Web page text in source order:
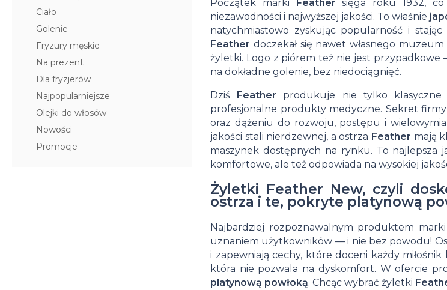
Wybór blogera Popraw wONs
Pomada
wodna
do
Pomada
woskowa
do
włosów
Pomada
kremowa
do
włosów
Szampony do
włosów
przetłuszczających
się
Szampony do
włosów blond
Szampony do
Grzebienie
do
Na porost brody
Mydło do brody
Akcesoria do brody i wąsów
Odżywki do brody
Wosk do brody
Peeling do brody
Farby do brody
Zestaw dla brodacza
Olejek
do
brody
na
lato
Olejek
Kartacz do
brody
wegański
Szczotki do
brody
Grzebień do
brody
Grzebień do
wąsów
Nożyczki do
brody
Nożyczki do
wąsów
Brzytwy do golenia
Akcesoria do golenia
po
Ałuny
po
do
Olejki
do
Krem
przed
do
na
na
do
do
Pas
Balsamy do ciała
Olejki do ciała
Dezodoranty i antyperspiranty
Kosmetyki do pielęgnacji
Krem do opalania z filtrem SPF
Ciało
Golenie
Fryzury męskie
Na prezent
Dla fryzjerów
Najpopularniejsze
Olejki do włosów
Nowości
Promocje
Początek marki Feather sięga roku 1932,
niezawodności i najwyższej jakości. To właśnie
natychmiastowo zyskując popularność i
Feather doczekał się nawet własnego
żyletki. Logo z piórem też nie jest
na dokładne golenie, bez niedociągnięć.
Dziś Feather produkuje nie tylko klasyczne
profesjonalne produkty medyczne. Sekret firmy
oraz dążeniu do rozwoju, postępu i
jakości stali nierdzewnej, a ostrza Feather mają
maszynek dostępnych na rynku. To najlepsza
komfortowe, ale też odpowiada na wysokiej
Żyletki Feather New, czyli
ostrza i te, pokryte platynową
Najbardziej rozpoznawalnym produktem marki
uznaniem użytkowników — i nie bez powodu!
i zapewniają cechy, które doceni każdy
która nie pozwala na dyskomfort. W ofercie
platynową powłoką. Chcąc wybrać żyletki